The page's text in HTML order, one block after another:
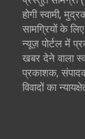
होगी स्वामी,
सामग्रियों के
न्यूज़ पोर्टल में
खबर देने वाला
प्रकाशक, संपादक
विवादों का